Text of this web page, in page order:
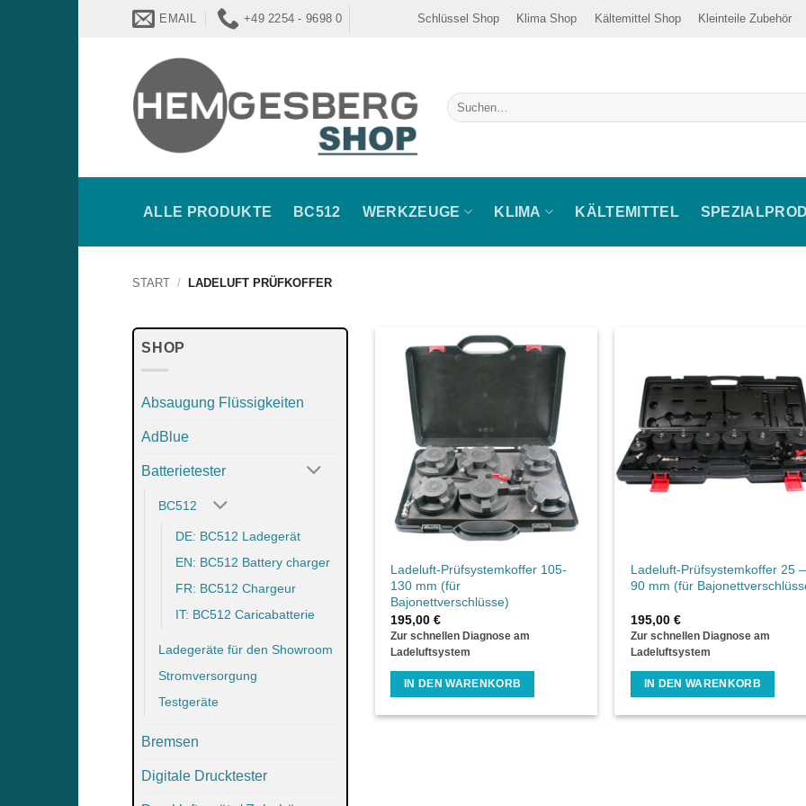
EMAIL +49 2254 - 9698 0 Schlüssel Shop Klima Shop Kältemittel Shop Kleinteile Zubehör
Suche
nach:
ALLE PRODUKTE BC512 WERKZEUGE KLIMA KÄLTEMITTEL
START / LADELUFT PRÜFKOFFER
SHOP
Absaugung Flüssigkeiten
AdBlue
Batterietester
BC512
DE: BC512 Ladegerät
EN: BC512 Battery charger
FR: BC512 Chargeur
IT: BC512 Caricabatterie
Ladegeräte für den Showroom
Stromversorgung
Testgeräte
Bremsen
Digitale Drucktester
Ladeluft-Prüfsystemkoffer 105-
130 mm (für
Bajonettverschlüsse)
195,00€
Zur schnellen Diagnose am
Ladeluftsystem
IN DEN WARENKORB
Ladeluft-Prüfsystemkoffer 25 –
90 mm (für
195,00 €
Zur schnellen Diagnose am
Ladeluftsystem
IN DEN WARENKORB